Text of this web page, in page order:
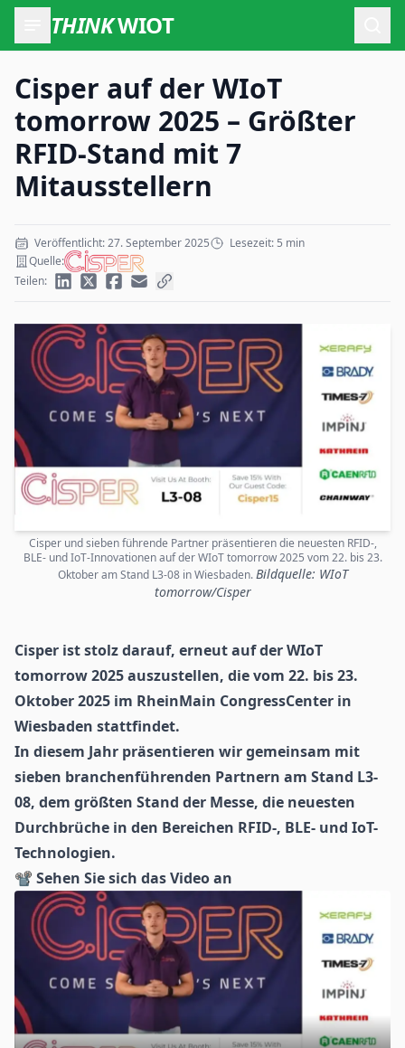
THINKWIOT
Cisper auf der WIoT
tomorrow 2025 – Größter
RFID-Stand mit 7
Mitausstellern
Veröffentlicht: 27. September 2025
Lesezeit: 5 min
Quelle:
Teilen:
Cisper und sieben führende Partner präsentieren die neuesten RFID-,
BLE- und IoT-Innovationen auf der WIoT tomorrow 2025 vom 22. bis 23.
Oktober am Stand L3-08 in Wiesbaden.Bildquelle: WIoT
tomorrow/Cisper
Cisper ist stolz darauf, erneut auf derWIoT
tomorrow 2025auszustellen, die vom 22. bis 23.
Oktober 2025 im RheinMain CongressCenter in
Wiesbaden stattfindet.
In diesem Jahr präsentieren wir gemeinsam mit
sieben branchenführenden Partnern am Stand L3-
08, dem größten Stand der Messe, die neuesten
Durchbrüche in den Bereichen RFID-, BLE- und IoT-
Technologien.
📽 Sehen Sie sich das Video an